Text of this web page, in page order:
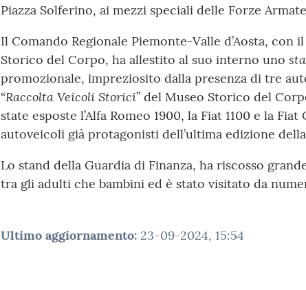
Piazza Solferino, ai mezzi speciali delle Forze
Il Comando Regionale Piemonte-Valle d’Aosta, con
Storico del Corpo, ha allestito al suo interno uno
promozionale, impreziosito dalla presenza di tre
“Raccolta Veicoli Storici” del Museo Storico del
state esposte l’Alfa Romeo 1900, la Fiat 1100 e la Fiat
autoveicoli già protagonisti dell’ultima edizione
Lo stand della Guardia di Finanza, ha riscosso
tra gli adulti che bambini ed è stato visitato da
Ultimo aggiornamento: 23-09-2024, 15:54